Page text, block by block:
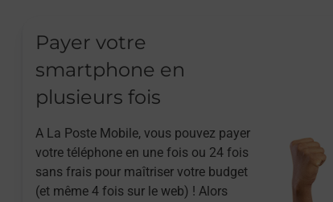
Payer votre
smartphone en
plusieurs fois
A La Poste Mobile, vous pouvez payer
votre téléphone en une fois ou 24 fois
sans frais pour maîtriser votre budget
(et même 4 fois sur le web) ! Alors